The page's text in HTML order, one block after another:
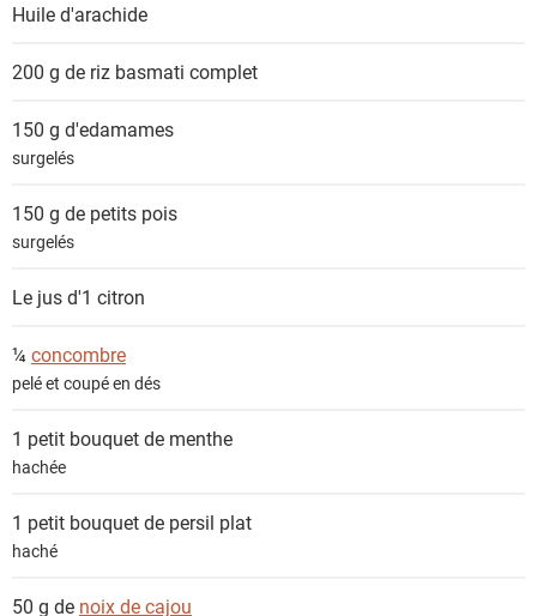
Huile d'arachide
200 g de riz basmati complet
150 g d'edamames
surgelés
150 g de petits pois
surgelés
Le jus d'1 citron
¼concombre
pelé et coupé en dés
1 petit bouquet de menthe
hachée
1 petit bouquet de persil plat
haché
50 g de noix de cajou